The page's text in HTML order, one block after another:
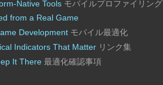
Native Toolsモバイルプロファイリング
from a Real Game
Developmentモバイル最適化
Indicators That Matterリンク集
It There最適化確認事項